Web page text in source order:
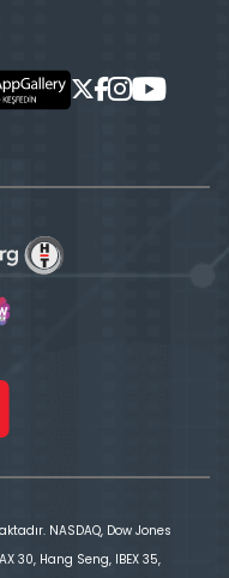
NASDAQ, Dow Jones
30, Hang Seng, IBEX 35,